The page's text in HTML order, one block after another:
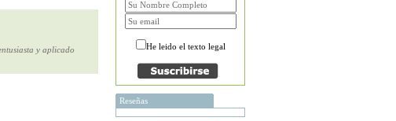
y aplicado
He leido el texto legal
Reseñas